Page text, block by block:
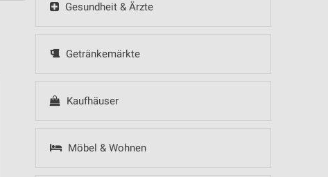
Gesundheit & Ärzte
Getränkemärkte
Kaufhäuser
Möbel & Wohnen